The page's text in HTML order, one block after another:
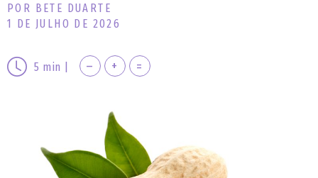
POR BETE DUARTE
1 DE JULHO DE 2026
5 min – + =